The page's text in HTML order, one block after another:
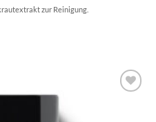
zur Reinigung.